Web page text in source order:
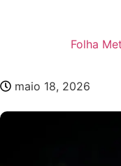
Folha
maio 18, 2026